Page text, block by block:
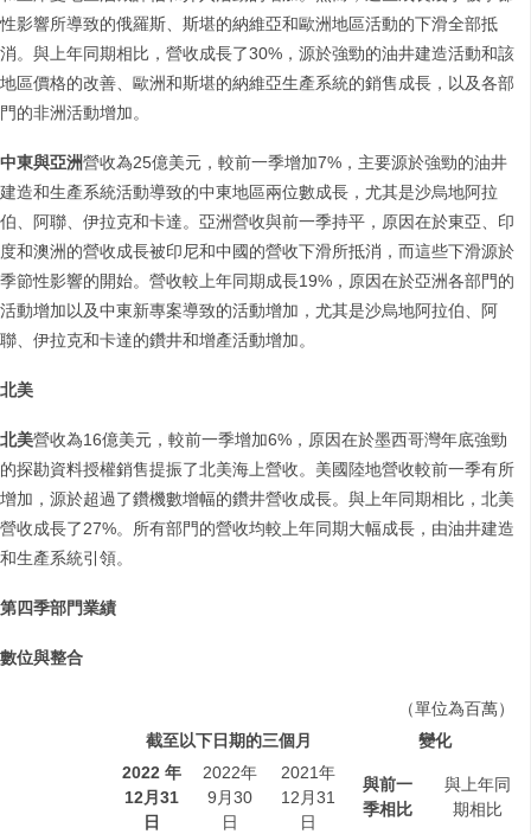
性影響所導致的俄羅斯、斯堪的納維亞和歐洲地區活動的下滑全部抵
消。與上年同期相比，營收成長了30%，源於強勁的油井建造活動和該
地區價格的改善、歐洲和斯堪的納維亞生產系統的銷售成長，以及各部
門的非洲活動增加。
中東與亞洲營收為25億美元，較前一季增加7%，主要源於強勁的油井
建造和生產系統活動導致的中東地區兩位數成長，尤其是沙烏地阿拉
伯、阿聯、伊拉克和卡達。亞洲營收與前一季持平，原因在於東亞、印
度和澳洲的營收成長被印尼和中國的營收下滑所抵消，而這些下滑源於
季節性影響的開始。營收較上年同期成長19%，原因在於亞洲各部門的
活動增加以及中東新專案導致的活動增加，尤其是沙烏地阿拉伯、阿
聯、伊拉克和卡達的鑽井和增產活動增加。
北美
北美營收為16億美元，較前一季增加6%，原因在於墨西哥灣年底強勁
的探勘資料授權銷售提振了北美海上營收。美國陸地營收較前一季有所
增加，源於超過了鑽機數增幅的鑽井營收成長。與上年同期相比，北美
營收成長了27%。所有部門的營收均較上年同期大幅成長，由油井建造
和生產系統引領。
第四季部門業績
數位與整合
（單位為百萬）
截至以下日期的三個月
變化
2022 年
12月 31
日
2022年
9月30
日
2021年
12月31
日
與前一
季相比
與上年同
期相比